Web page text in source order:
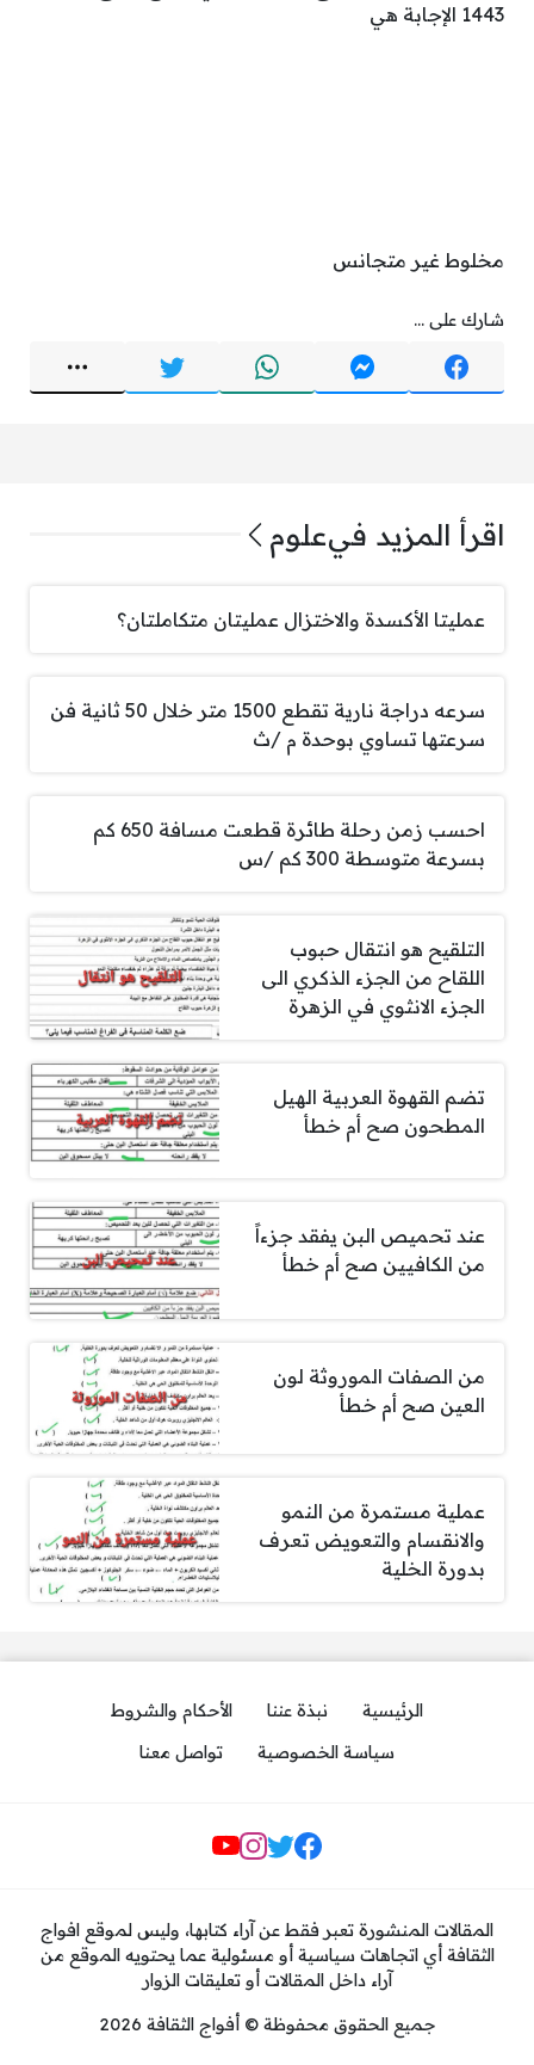
1443 الإجابة هي
مخلوط غير متجانس
شارك على ...
اقرأ المزيد فيعلوم
عمليتا الأكسدة والاختزال عمليتان متكاملتان؟
سرعه دراجة نارية تقطع 1500 متر خلال 50 ثانية فن
سرعتها تساوي بوحدة م /ث
احسب زمن رحلة طائرة قطعت مسافة 650 كم
بسرعة متوسطة 300 كم /س
التلقيح هو انتقال حبوب
اللقاح من الجزء الذكري الى
الجزء الانثوي في الزهرة
تضم القهوة العربية الهيل
المطحون صح أم خطأ
عند تحميص البن يفقد جزءاً
من الكافيين صح أم خطأ
من الصفات الموروثة لون
العين صح أم خطأ
عملية مستمرة من النمو
والانقسام والتعويض تعرف
بدورة الخلية
الرئيسية نبذة عننا
الأحكام والشروط
سياسة الخصوصية
تواصل معنا
مواقع التواصل
المقالات المنشورة تعبر فقط عن آراء كتابها، وليس لموقع افواج
الثقافة أي اتجاهات سياسية أو مسئولية عما يحتويه الموقع من
آراء داخل المقالات أو تعليقات الزوار
جميع الحقوق محفوظة © أفواج الثقافة 2026